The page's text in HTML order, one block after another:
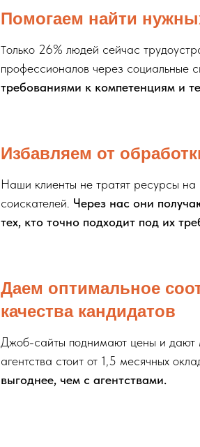
Помогаем найти
Только 26% людей сейчас
профессионалов через социальные
требованиями к компетенциям и
Избавляем от
Наши клиенты не тратят ресурсы на
соискателей. Через нас они
тех, кто точно подходит под их
Даем оптимальное
качества кандидатов
Джоб-сайты поднимают цены и дают
агентства стоит от 1,5 месячных
выгоднее, чем с агентствами.